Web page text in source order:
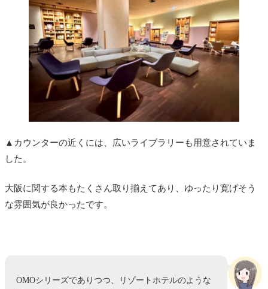
▲カウンターの近くには、広いライブラリーも用意されていま
した。
大阪に関する本もたくさん取り揃えてあり、ゆったり寛げそう
な雰囲気が良かったです。
OMOシリーズでありつつ、リゾートホテルのような